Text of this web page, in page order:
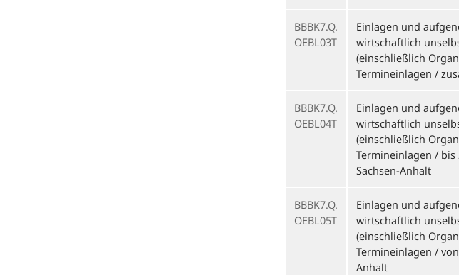
BBBK7.Q.
OEBL03T
Einlagen und
wirtschaftlich
(einschließlich
Termineinlagen /
BBBK7.Q.
OEBL04T
Einlagen und
wirtschaftlich
(einschließlich
Termineinlagen /
Sachsen-Anhalt
BBBK7.Q.
OEBL05T
Einlagen und
wirtschaftlich
(einschließlich
Termineinlagen /
Anhalt